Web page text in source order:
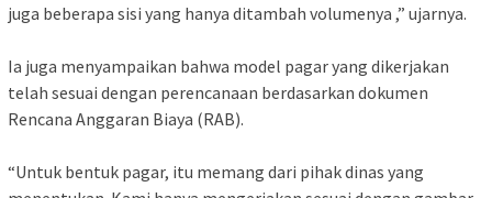
juga beberapa sisi yang hanya ditambah volumenya ,” ujarnya.
‎Ia juga menyampaikan bahwa model pagar yang dikerjakan
telah sesuai dengan perencanaan berdasarkan dokumen
Rencana Anggaran Biaya (RAB).
‎“Untuk bentuk pagar, itu memang dari pihak dinas yang